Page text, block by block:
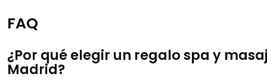
FAQ
¿Por qué elegir un regalo spa y
Madrid?